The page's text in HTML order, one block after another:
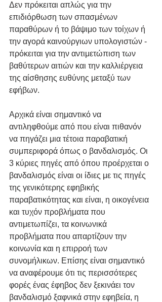
Δεν πρόκειται απλώς για την
επιδιόρθωση των σπασμένων
παραθύρων ή το βάψιμο των τοίχων ή
την αγορά καινούργιων υπολογιστών -
πρόκειται για την αντιμετώπιση των
βαθύτερων αιτιών και την καλλιέργεια
της αίσθησης ευθύνης μεταξύ των
εφήβων.
Αρχικά είναι σημαντικό να
αντιληφθούμε από που είναι πιθανόν
να πηγάζει μια τέτοια παραβατική
συμπεριφορά όπως ο βανδαλισμός. Οι
3 κύριες πηγές από όπου προέρχεται ο
βανδαλισμός είναι οι ίδιες με τις πηγές
της γενικότερης εφηβικής
παραβατικότητας και είναι, η οικογένεια
και τυχόν προβλήματα που
αντιμετωπίζει, τα κοινωνικά
προβλήματα που απαρτίζουν την
κοινωνία και η επιρροή των
συνομήλικων. Επίσης είναι σημαντικό
να αναφέρουμε ότι τις περισσότερες
φορές ένας έφηβος δεν ξεκινάει τον
βανδαλισμό ξαφνικά στην εφηβεία, η